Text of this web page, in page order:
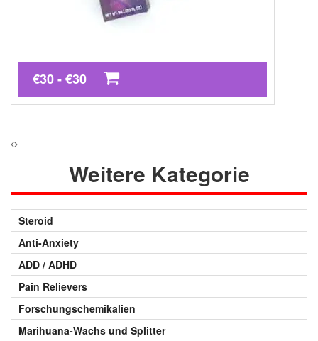
€30 - €30
Weitere Kategorie
Steroid
Anti-Anxiety
ADD / ADHD
Pain Relievers
Forschungschemikalien
Marihuana-Wachs und Splitter